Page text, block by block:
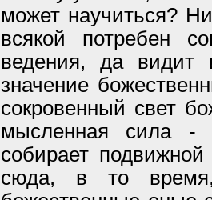
может научиться?
всякой потребен
ведения, да видит
значение
сокровенный свет
мысленная сила -
собирает
сюда, в то